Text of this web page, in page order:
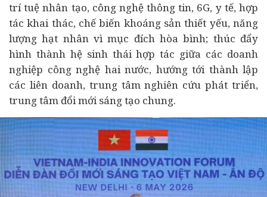
trí tuệ nhân tạo, công nghệ thông tin, 6G, y tế, hợp
tác khai thác, chế biến khoáng sản thiết yếu, năng
lượng hạt nhân vì mục đích hòa bình; thúc đẩy
hình thành hệ sinh thái hợp tác giữa các doanh
nghiệp công nghệ hai nước, hướng tới thành lập
các liên doanh, trung tâm nghiên cứu phát triển,
trung tâm đổi mới sáng tạo chung.